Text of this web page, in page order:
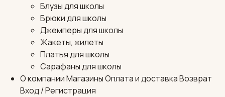
Блузы для школы
Брюки для школы
Джемперы для школы
Жакеты, жилеты
Платья для школы
Сарафаны для школы
О компанииМагазиныОплата и доставкаВозврат
Вход / Регистрация